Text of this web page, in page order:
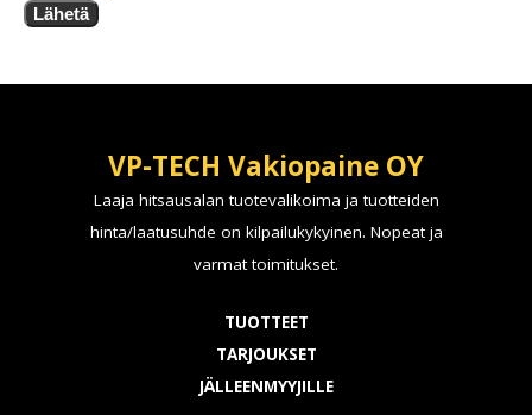
Lähetä
VP-TECH Vakiopaine OY
Laaja hitsausalan tuotevalikoima ja tuotteiden
hinta/laatusuhde on kilpailukykyinen. Nopeat ja
varmat toimitukset.
TUOTTEET
TARJOUKSET
JÄLLEENMYYJILLE